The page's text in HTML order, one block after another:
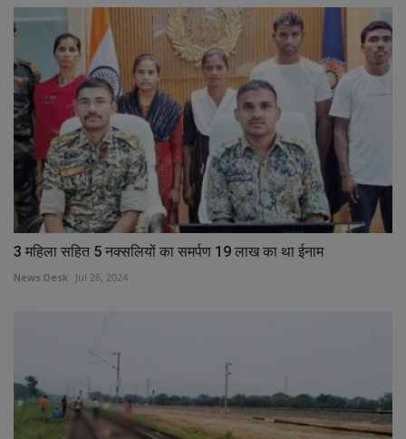
3 महिला सहित 5 नक्सलियों का समर्पण 19 लाख का था ईनाम
News Desk Jul 26, 2024